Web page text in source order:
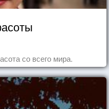
со всего мира.